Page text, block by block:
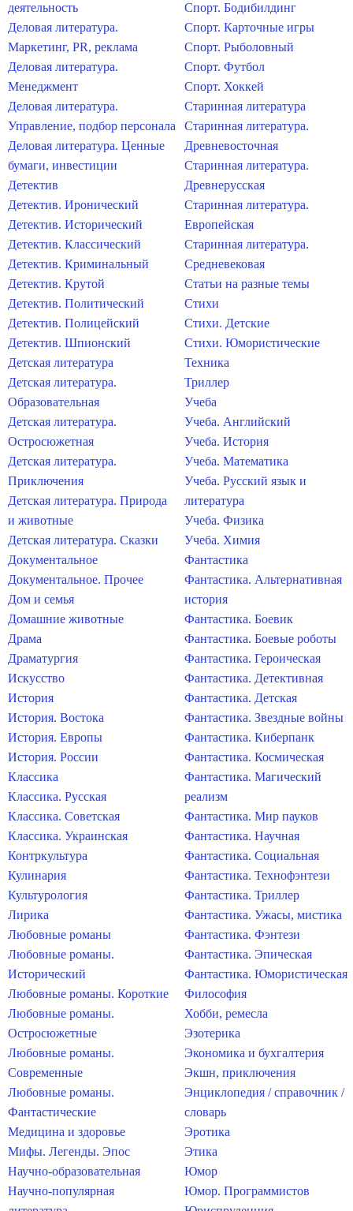
деятельность
Деловая литература.
Маркетинг, PR, реклама
Деловая литература.
Менеджмент
Деловая литература.
Управление, подбор персонала
Деловая литература. Ценные
бумаги, инвестиции
Детектив
Детектив. Иронический
Детектив. Исторический
Детектив. Классический
Детектив. Криминальный
Детектив. Крутой
Детектив. Политический
Детектив. Полицейский
Детектив. Шпионский
Детская литература
Детская литература.
Образовательная
Детская литература.
Остросюжетная
Детская литература.
Приключения
Детская литература. Природа
и животные
Детская литература. Сказки
Документальное
Документальное. Прочее
Дом и семья
Домашние животные
Драма
Драматургия
Искусство
История
История. Востока
История. Европы
История. России
Классика
Классика. Русская
Классика. Советская
Классика. Украинская
Контркультура
Кулинария
Культурология
Лирика
Любовные романы
Любовные романы.
Исторический
Любовные романы. Короткие
Любовные романы.
Остросюжетные
Любовные романы.
Современные
Любовные романы.
Фантастические
Медицина и здоровье
Мифы. Легенды. Эпос
Научно-образовательная
Научно-популярная
Спорт. Бодибилдинг
Спорт. Карточные игры
Спорт. Рыболовный
Спорт. Футбол
Спорт. Хоккей
Старинная литература
Старинная литература.
Древневосточная
Старинная литература.
Древнерусская
Старинная литература.
Европейская
Старинная литература.
Средневековая
Статьи на разные темы
Стихи
Стихи. Детские
Стихи. Юмористические
Техника
Триллер
Учеба
Учеба. Английский
Учеба. История
Учеба. Математика
Учеба. Русский язык и
литература
Учеба. Физика
Учеба. Химия
Фантастика
Фантастика. Альтернативная
история
Фантастика. Боевик
Фантастика. Боевые роботы
Фантастика. Героическая
Фантастика. Детективная
Фантастика. Детская
Фантастика. Звездные войны
Фантастика. Киберпанк
Фантастика. Космическая
Фантастика. Магический
реализм
Фантастика. Мир пауков
Фантастика. Научная
Фантастика. Социальная
Фантастика. Технофэнтези
Фантастика. Триллер
Фантастика. Ужасы, мистика
Фантастика. Фэнтези
Фантастика. Эпическая
Фантастика. Юмористическая
Философия
Хобби, ремесла
Эзотерика
Экономика и бухгалтерия
Экшн, приключения
Энциклопедия / справочник /
словарь
Эротика
Этика
Юмор
Юмор. Программистов